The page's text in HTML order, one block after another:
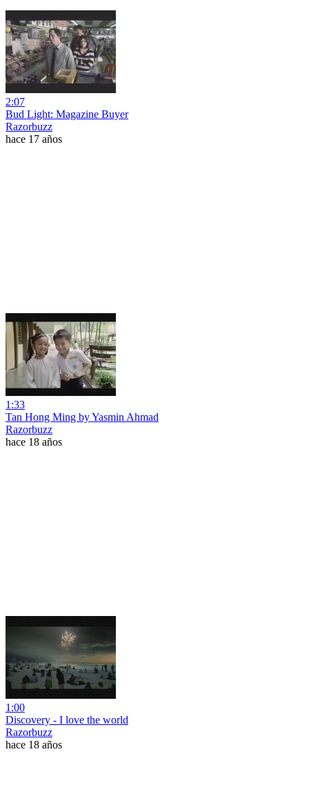
2:07
Bud Light: Magazine Buyer
Razorbuzz
hace 17 años
1:33
Tan Hong Ming by Yasmin Ahmad
Razorbuzz
hace 18 años
1:00
Discovery - I love the world
Razorbuzz
hace 18 años